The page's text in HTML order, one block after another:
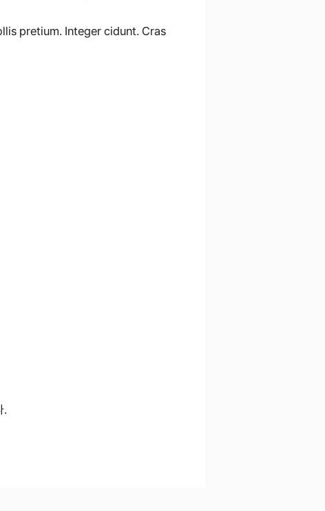
pretium. Integer cidunt. Cras
.